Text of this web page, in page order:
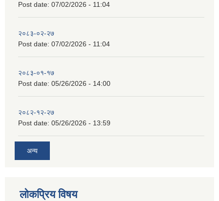
Post date: 07/02/2026 - 11:04
२०८३-०२-२७
Post date: 07/02/2026 - 11:04
२०८३-०१-१७
Post date: 05/26/2026 - 14:00
२०८२-१२-२७
Post date: 05/26/2026 - 13:59
अन्य
लोकप्रिय विषय